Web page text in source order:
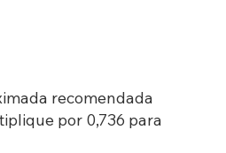
recomendada
por 0,736 para